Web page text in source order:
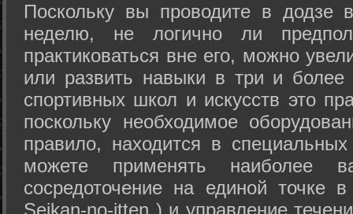
Поскольку вы проводите в додзе
неделю, не логично ли
практиковаться вне его, можно
или развить навыки в три и
спортивных школ и искусств это
поскольку необходимое
правило, находится в
можете применять наиболее
сосредоточение на единой точке